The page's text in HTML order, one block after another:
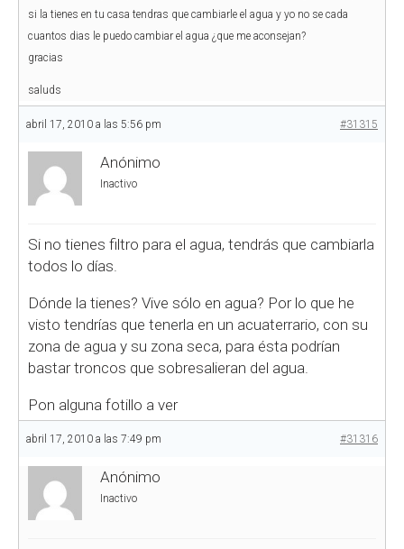
si la tienes en tu casa tendras que cambiarle el agua y yo no se cada
cuantos dias le puedo cambiar el agua ¿que me aconsejan?
gracias
saluds
abril 17, 2010 a las 5:56 pm #31315
Anónimo
Inactivo
Si no tienes filtro para el agua, tendrás que cambiarla
todos lo días.
Dónde la tienes? Vive sólo en agua? Por lo que he
visto tendrías que tenerla en un acuaterrario, con su
zona de agua y su zona seca, para ésta podrían
bastar troncos que sobresalieran del agua.
Pon alguna fotillo a ver
abril 17, 2010 a las 7:49 pm #31316
Anónimo
Inactivo